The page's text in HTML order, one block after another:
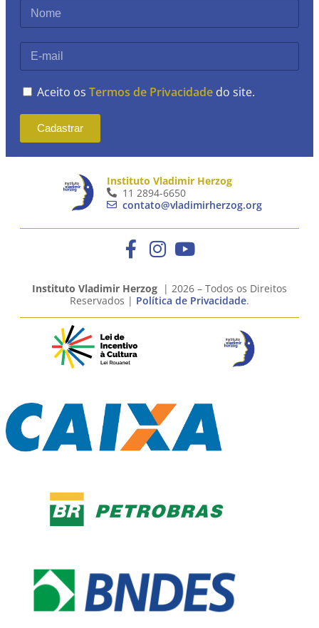
Aceito os Termos de Privacidade do site.
Cadastrar
Instituto Vladimir Herzog
11 2894-6650
contato@vladimirherzog.org
Instituto Vladimir Herzog | 2026 – Todos os Direitos
Reservados | Política de Privacidade.